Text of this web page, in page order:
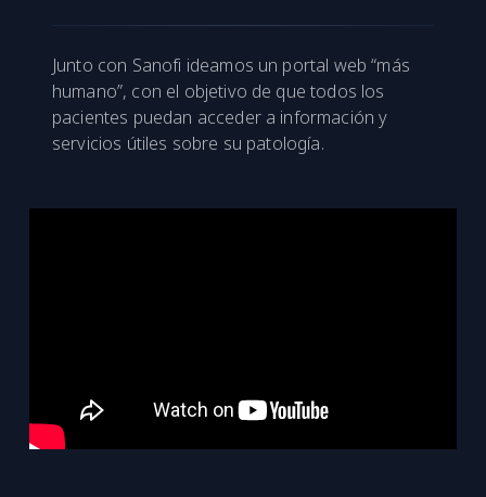
Junto con Sanofi ideamos un portal web “más
humano”, con el objetivo de que todos los
pacientes puedan acceder a información y
servicios útiles sobre su patología.